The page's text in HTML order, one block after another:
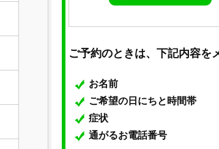
ご予約のときは、下記内容を
お名前
ご希望の日にちと時間帯
症状
通がるお電話番号